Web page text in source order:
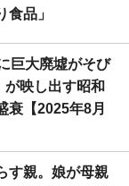
食品」
巨大廃墟がそび
が映し出す昭和
衰【2025年8月
す親。娘が母親